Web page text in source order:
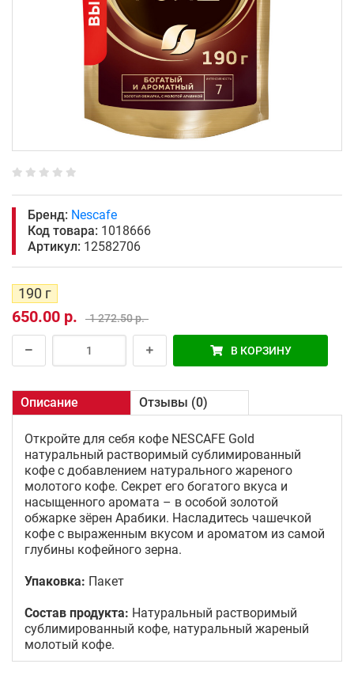
Бренд: Nescafe
Код товара: 1018666
Артикул: 12582706
190 г
650.00 р. 1 272.50 р.
В КОРЗИНУ
Описание Отзывы (0)
Откройте для себя кофе NESCAFE Gold
натуральный растворимый сублимированный
кофе с добавлением натурального жареного
молотого кофе. Секрет его богатого вкуса и
насыщенного аромата – в особой золотой
обжарке зёрен Арабики. Насладитесь чашечкой
кофе с выраженным вкусом и ароматом из самой
глубины кофейного зерна.
Упаковка: Пакет
Состав продукта: Натуральный растворимый
сублимированный кофе, натуральный жареный
молотый кофе.